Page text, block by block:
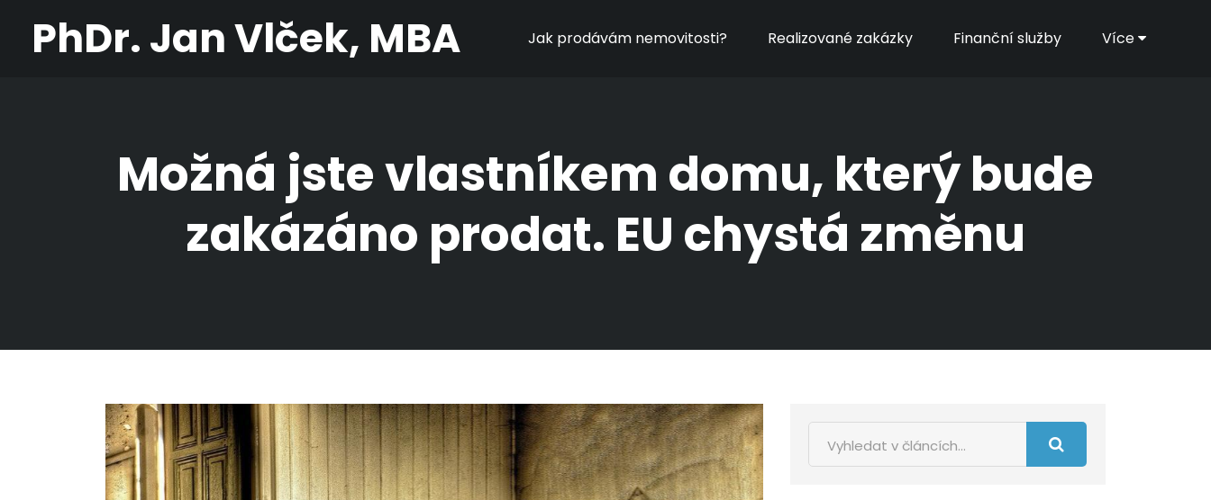
PhDr. Jan Vlček, MBA Jak prodávám nemovitosti? Realizované zakázky Finanční služby Více
Možná jste vlastníkem domu, který bude
zakázáno prodat. EU chystá změnu